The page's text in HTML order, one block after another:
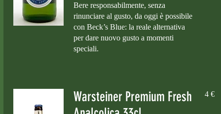
Bere responsabilmente, senza
rinunciare al gusto, da oggi è possibile
con Beck’s Blue: la reale alternativa
per dare nuovo gusto a momenti
speciali.
Warsteiner Premium Fresh
4 €